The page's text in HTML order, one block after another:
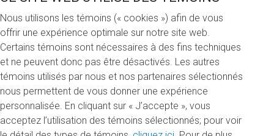
persévérer. Merci à l'ensemble des donatrices et
donateurs de leur générosité, et félicitations à tous les
lauréats et lauréates!
Faculté des arts
Nous utilisons les témoins (« cookies ») afin de vous
offrir une expérience optimale sur notre site web.
Certains témoins sont nécessaires à des fins techniques
et ne peuvent donc pas être désactivés. Les autres
témoins utilisés par nous et nos partenaires sélectionnés
nous permettent de vous donner une expérience
personnalisée. En cliquant sur « J’accepte », vous
acceptez l’utilisation des témoins sélectionnés; pour voir